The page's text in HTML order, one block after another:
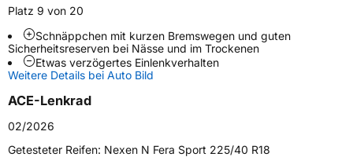
Weitere Eigenschaften
SchlauchtypTL
ZustandNeureifen
Verstärkt
Platz 9 von 20
Schnäppchen mit kurzen Bremswegen und guten
Sicherheitsreserven bei Nässe und im Trockenen
Etwas verzögertes Einlenkverhalten
Weitere Details bei Auto Bild
ACE-Lenkrad
02/2026
Getesteter Reifen: Nexen N Fera Sport 225/40 R18